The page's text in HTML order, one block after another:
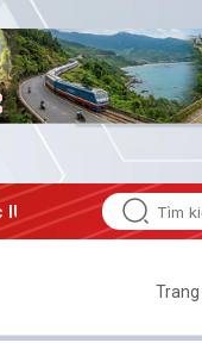
thẳng Trung Đông
Trang